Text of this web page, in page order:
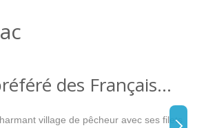
des Français…
village de pêcheur avec ses filets